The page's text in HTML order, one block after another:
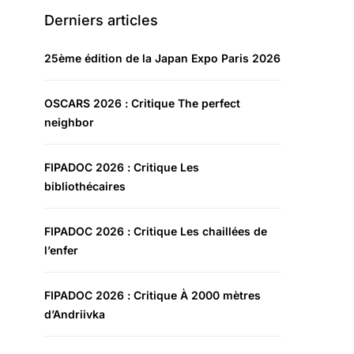
Derniers articles
25ème édition de la Japan Expo Paris 2026
OSCARS 2026 : Critique The perfect
neighbor
FIPADOC 2026 : Critique Les
bibliothécaires
FIPADOC 2026 : Critique Les chaillées de
l’enfer
FIPADOC 2026 : Critique À 2000 mètres
d’Andriivka